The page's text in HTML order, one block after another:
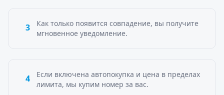
3
Как только появится совпадение, вы получите
мгновенное уведомление.
4
Если включена автопокупка и цена в пределах
лимита, мы купим номер за вас.